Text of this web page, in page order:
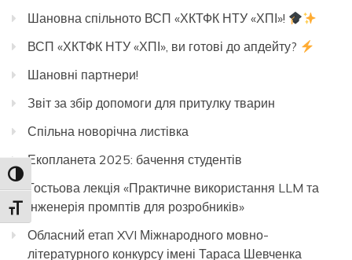
Toggle High Contrast
Toggle Font size
Шановна спільното ВСП «ХКТФК НТУ «ХПІ»!
ВСП «ХКТФК НТУ «ХПІ», ви готові до апдейту?
Шановні партнери!
Звіт за збір допомоги для притулку тварин
Спільна новорічна листівка
Екопланета 2025: бачення студентів
Гостьова лекція «Практичне використання LLM та
інженерія промптів для розробників»
Обласний етап XVI Міжнародного мовно-
літературного конкурсу імені Тараса Шевченка